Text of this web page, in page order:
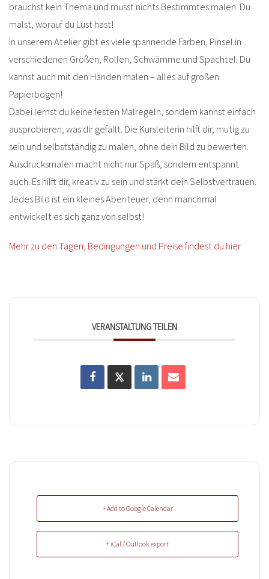
brauchst kein Thema und musst nichts Bestimmtes malen. Du
malst, worauf du Lust hast!
In unserem Atelier gibt es viele spannende Farben, Pinsel in
verschiedenen Größen, Rollen, Schwämme und Spachtel. Du
kannst auch mit den Händen malen – alles auf großen
Papierbögen!
Dabei lernst du keine festen Malregeln, sondern kannst einfach
ausprobieren, was dir gefällt. Die Kursleiterin hilft dir, mutig zu
sein und selbstständig zu malen, ohne dein Bild zu bewerten.
Ausdrucksmalen macht nicht nur Spaß, sondern entspannt
auch. Es hilft dir, kreativ zu sein und stärkt dein Selbstvertrauen.
Jedes Bild ist ein kleines Abenteuer, denn manchmal
entwickelt es sich ganz von selbst!
Mehr zu den Tagen, Bedingungen und Preise findest du hier
VERANSTALTUNG TEILEN
+ Add to Google Calendar
+ iCal / Outlook export